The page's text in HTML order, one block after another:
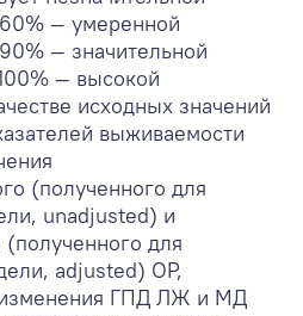
— умеренной
— значительной
— высокой
исходных значений
выживаемости
(полученного для
unadjusted) и
(полученного для
adjusted) ОР,
изменения ГПД ЛЖ и МД